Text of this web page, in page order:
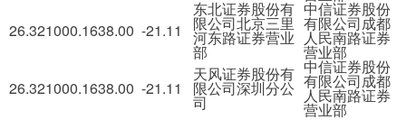
26.321000.1638.00 -21.11
东北证券股份有
限公司北京三里
河东路证券营业
部
中信证券股份
有限公司成都
人民南路证券
营业部
26.321000.1638.00 -21.11
天风证券股份有
限公司深圳分公
司
中信证券股份
有限公司成都
人民南路证券
营业部